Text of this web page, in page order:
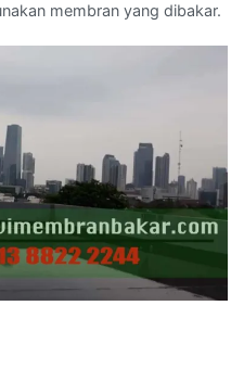
membran yang dibakar.